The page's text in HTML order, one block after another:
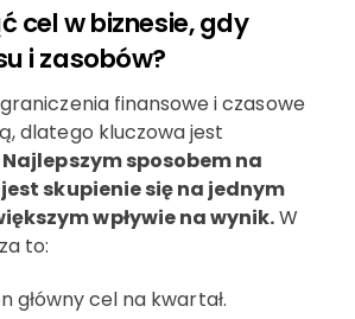
cel w biznesie, gdy
i zasobów?
finansowe i czasowe
dlatego kluczowa jest
Najlepszym sposobem na
skupienie się na jednym
wpływie na wynik.W
to:
główny cel na kwartał.